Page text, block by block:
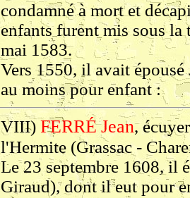
condamné à mort et
enfants furent mis sous
mai 1583.
Vers 1550, il avait
au moins pour enfant :
VIII) FERRÉ Jean,
l'Hermite (Grassac -
Le 23 septembre 1608, il
Giraud), dont il eut pour